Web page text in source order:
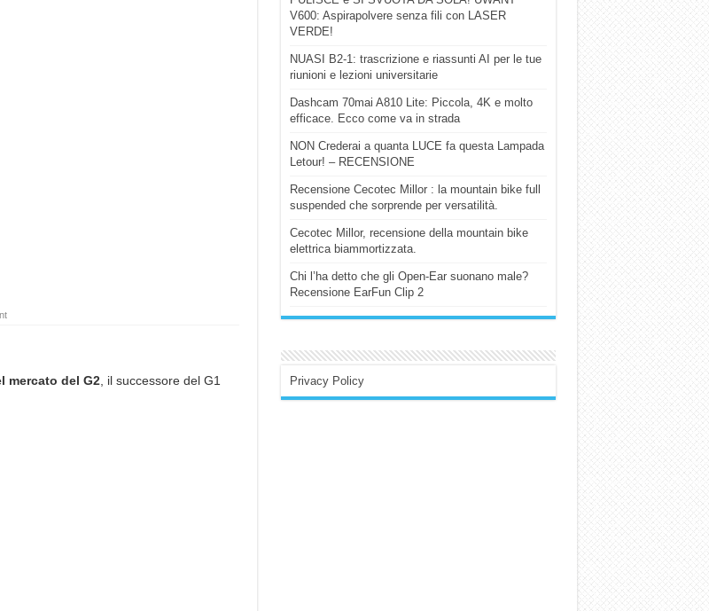
mercato del G2, il successore del G1
V600: Aspirapolvere senza fili con LASER
VERDE!
NUASI B2-1: trascrizione e riassunti AI per le tue
riunioni e lezioni universitarie
Dashcam 70mai A810 Lite: Piccola, 4K e molto
efficace. Ecco come va in strada
NON Crederai a quanta LUCE fa questa Lampada
Letour! – RECENSIONE
Recensione Cecotec Millor : la mountain bike full
suspended che sorprende per versatilità.
Cecotec Millor, recensione della mountain bike
elettrica biammortizzata.
Chi l’ha detto che gli Open-Ear suonano male?
Recensione EarFun Clip 2
Privacy Policy